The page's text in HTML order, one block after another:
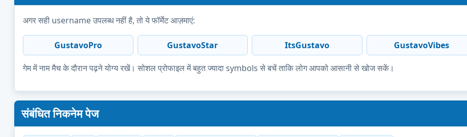
अगर सही username उपलब्ध नहीं है, तो ये फॉर्मेट आज़माएं:
GustavoPro GustavoStar ItsGustavo GustavoVibes
गेम में नाम मैच के दौरान पढ़ने योग्य रखें। सोशल प्रोफाइल में बहुत ज्यादा symbols से बचें ताकि लोग आपको आसानी से खोज सकें।
संबंधित निकनेम पेज